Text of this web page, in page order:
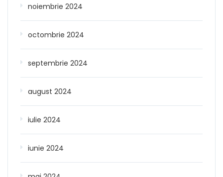
noiembrie 2024
octombrie 2024
septembrie 2024
august 2024
iulie 2024
iunie 2024